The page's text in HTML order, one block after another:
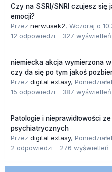
Czy na SSRI/SNRI czujesz się
emocji?
Przez nerwusek2, Wczoraj o
12 odpowiedzi 327 wyświetleń
niemiecka akcja wymierzona
czy da się po tym jakoś
Przez digital extasy,
15 odpowiedzi 387 wyświetleń
Patologie i nieprawidłowości
psychiatrycznych
Przez digital extasy,
2 odpowiedzi 276 wyświetleń